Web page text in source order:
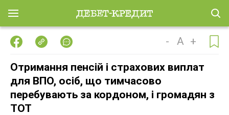
- A +
Отримання пенсій і страхових виплат
для ВПО, осіб, що тимчасово
перебувають за кордоном, і громадян з
ТОТ